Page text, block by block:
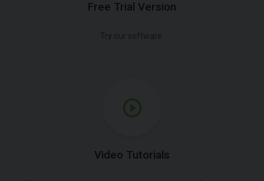
Free Trial Version
Video Tutorials